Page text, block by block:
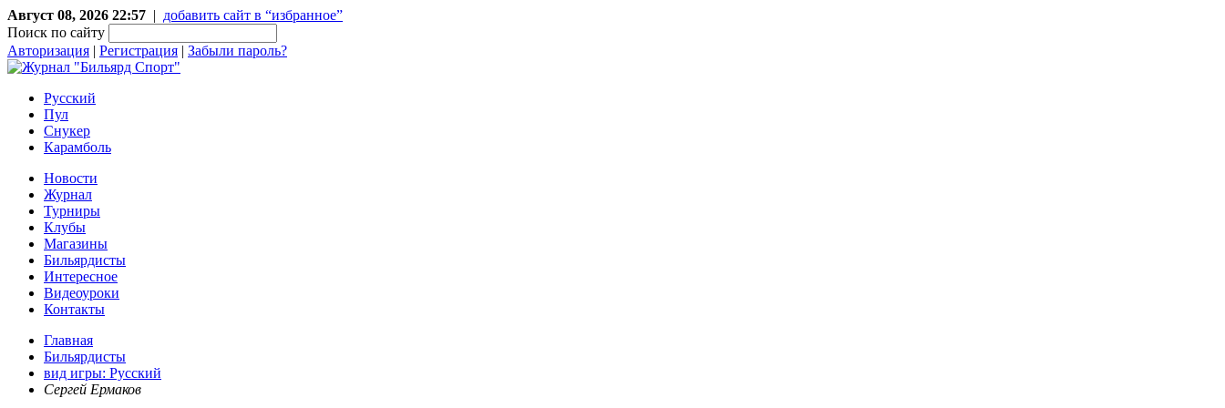
Август 08, 2026 22:57 | добавить сайт в “избранное”
Поиск по сайту
Авторизация | Регистрация | Забыли пароль?
Русский
Пул
Снукер
Карамболь
Новости
Журнал
Турниры
Клубы
Магазины
Бильярдисты
Интересное
Видеоуроки
Контакты
Главная
Бильярдисты
вид игры: Русский
Сергей Ермаков